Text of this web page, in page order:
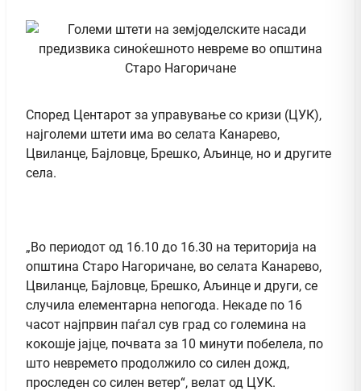
Според Центарот за управување со кризи (ЦУК),
најголеми штети има во селата Канарево,
Цвиланце, Бајловце, Брешко, Аљинце, но и другите
села.
„Во периодот од 16.10 до 16.30 на територија на
општина Старо Нагоричане, во селата Канарево,
Цвиланце, Бајловце, Брешко, Аљинце и други, се
случила елементарна непогода. Некаде по 16
часот најпрвин паѓал сув град со големина на
кокошје јајце, почвата за 10 минути побелела, по
што невремето продолжило со силен дожд,
проследен со силен ветер“, велат од ЦУК.